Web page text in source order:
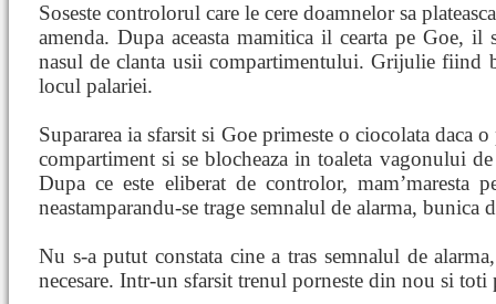
Soseste controlorul care le cere doamnelor sa
amenda. Dupa aceasta mamitica il cearta pe Goe, il
nasul de clanta usii compartimentului. Grijulie fiind
locul palariei.
Supararea ia sfarsit si Goe primeste o ciocolata daca
compartiment si se blocheaza in toaleta vagonului
Dupa ce este eliberat de controlor, mam’maresta
neastamparandu-se trage semnalul de alarma, bunica
Nu s-a putut constata cine a tras semnalul de
necesare. Intr-un sfarsit trenul porneste din nou si